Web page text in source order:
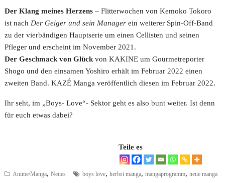
Der Klang meines Herzens – Flitterwochen von Kemoko Tokoro
ist nach Der Geiger und sein Manager ein weiterer Spin-Off-Band
zu der vierbändigen Hauptserie um einen Cellisten und seinen
Pfleger und erscheint im November 2021.
Der Geschmack von Glück von KAKINE um Gourmetreporter
Shogo und den einsamen Yoshiro erhält im Februar 2022 einen
zweiten Band. KAZÉ Manga veröffentlich diesen im Februar 2022.
Ihr seht, im „Boys- Love“- Sektor geht es also bunt weiter. Ist denn
für euch etwas dabei?
Teile es
Anime/Manga,Neues boys love,herbst manga,mangaprogramm,neue manga